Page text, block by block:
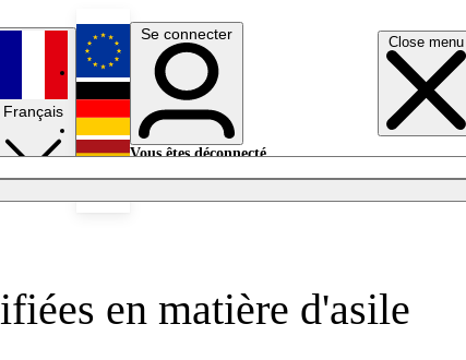
Close menu
Français
English
Deutsch
Se connecter
Vous êtes déconnecté.
en matière d'asile